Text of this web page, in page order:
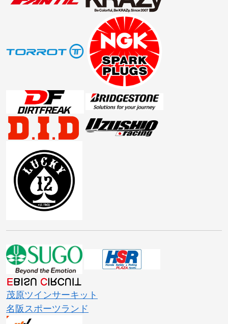
茂原ツインサーキット
名阪スポーツランド